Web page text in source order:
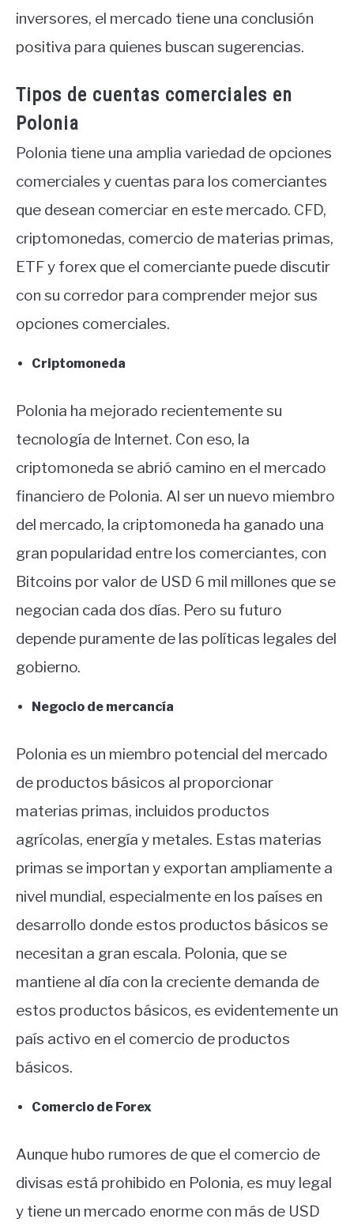
inversores, el mercado tiene una conclusión
positiva para quienes buscan sugerencias.
Tipos de cuentas comerciales en
Polonia
Polonia tiene una amplia variedad de opciones
comerciales y cuentas para los comerciantes
que desean comerciar en este mercado. CFD,
criptomonedas, comercio de materias primas,
ETF y forex que el comerciante puede discutir
con su corredor para comprender mejor sus
opciones comerciales.
Criptomoneda
Polonia ha mejorado recientemente su
tecnología de Internet. Con eso, la
criptomoneda se abrió camino en el mercado
financiero de Polonia. Al ser un nuevo miembro
del mercado, la criptomoneda ha ganado una
gran popularidad entre los comerciantes, con
Bitcoins por valor de USD 6 mil millones que se
negocian cada dos días. Pero su futuro
depende puramente de las políticas legales del
gobierno.
Negocio de mercancía
Polonia es un miembro potencial del mercado
de productos básicos al proporcionar
materias primas, incluidos productos
agrícolas, energía y metales. Estas materias
primas se importan y exportan ampliamente a
nivel mundial, especialmente en los países en
desarrollo donde estos productos básicos se
necesitan a gran escala. Polonia, que se
mantiene al día con la creciente demanda de
estos productos básicos, es evidentemente un
país activo en el comercio de productos
básicos.
Comercio de Forex
Aunque hubo rumores de que el comercio de
divisas está prohibido en Polonia, es muy legal
y tiene un mercado enorme con más de USD